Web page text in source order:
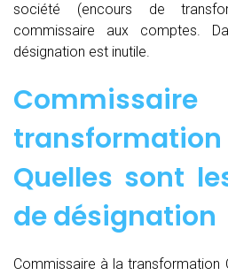
société (encours de
commissaire aux comptes.
désignation est inutile.
Quelles sont
de désignation
Commissaire à la transformation